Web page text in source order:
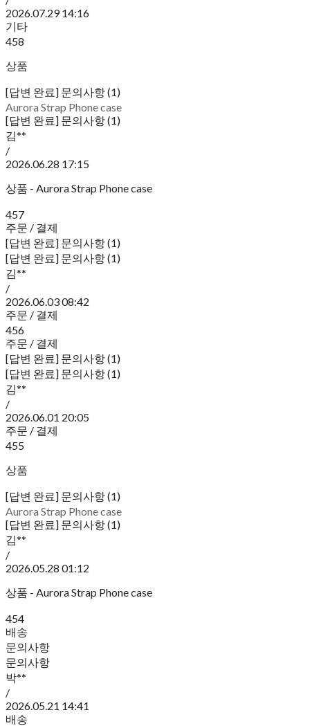
2026.07.29 14:16
기타
458
상품
[답변 완료] 문의사항 (1)
Aurora Strap Phone case
[답변 완료] 문의사항 (1)
김**
/
2026.06.28 17:15
상품 - Aurora Strap Phone case
457
주문 / 결제
[답변 완료] 문의사항 (1)
[답변 완료] 문의사항 (1)
김**
/
2026.06.03 08:42
주문 / 결제
456
주문 / 결제
[답변 완료] 문의사항 (1)
[답변 완료] 문의사항 (1)
김**
/
2026.06.01 20:05
주문 / 결제
455
상품
[답변 완료] 문의사항 (1)
Aurora Strap Phone case
[답변 완료] 문의사항 (1)
김**
/
2026.05.28 01:12
상품 - Aurora Strap Phone case
454
배송
문의사항
문의사항
박**
/
2026.05.21 14:41
배송